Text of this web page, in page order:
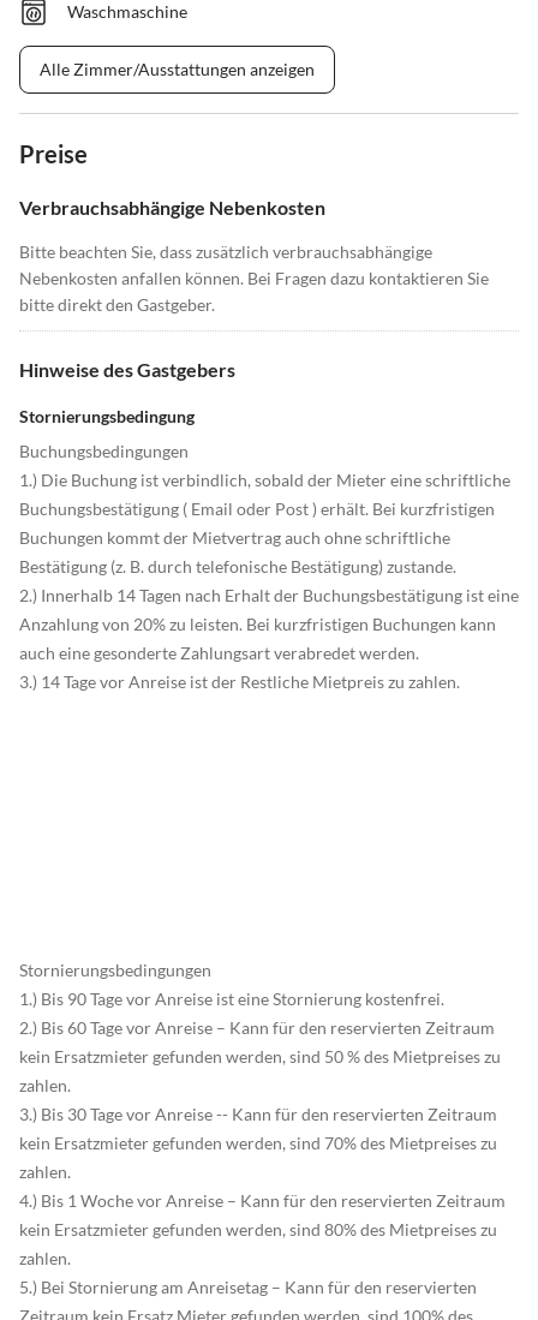
Waschmaschine
Alle Zimmer/Ausstattungen anzeigen
Preise
Verbrauchsabhängige Nebenkosten
Bitte beachten Sie, dass zusätzlich verbrauchsabhängige
Nebenkosten anfallen können. Bei Fragen dazu kontaktieren Sie
bitte direkt den Gastgeber.
Hinweise des Gastgebers
Stornierungsbedingung
Buchungsbedingungen
1.) Die Buchung ist verbindlich, sobald der Mieter eine schriftliche
Buchungsbestätigung ( Email oder Post ) erhält. Bei kurzfristigen
Buchungen kommt der Mietvertrag auch ohne schriftliche
Bestätigung (z. B. durch telefonische Bestätigung) zustande.
2.) Innerhalb 14 Tagen nach Erhalt der Buchungsbestätigung ist eine
Anzahlung von 20% zu leisten. Bei kurzfristigen Buchungen kann
auch eine gesonderte Zahlungsart verabredet werden.
3.) 14 Tage vor Anreise ist der Restliche Mietpreis zu zahlen.
Stornierungsbedingungen
1.) Bis 90 Tage vor Anreise ist eine Stornierung kostenfrei.
2.) Bis 60 Tage vor Anreise – Kann für den reservierten Zeitraum
kein Ersatzmieter gefunden werden, sind 50 % des Mietpreises zu
zahlen.
3.) Bis 30 Tage vor Anreise -- Kann für den reservierten Zeitraum
kein Ersatzmieter gefunden werden, sind 70% des Mietpreises zu
zahlen.
4.) Bis 1 Woche vor Anreise – Kann für den reservierten Zeitraum
kein Ersatzmieter gefunden werden, sind 80% des Mietpreises zu
zahlen.
5.) Bei Stornierung am Anreisetag – Kann für den reservierten